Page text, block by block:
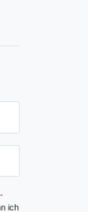
ich